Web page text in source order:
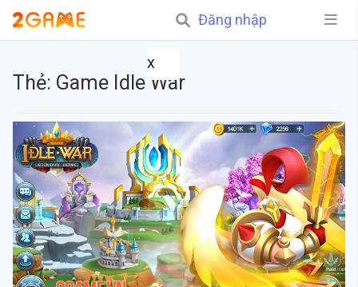
Đăng nhập
X
Thẻ: Game Idle War